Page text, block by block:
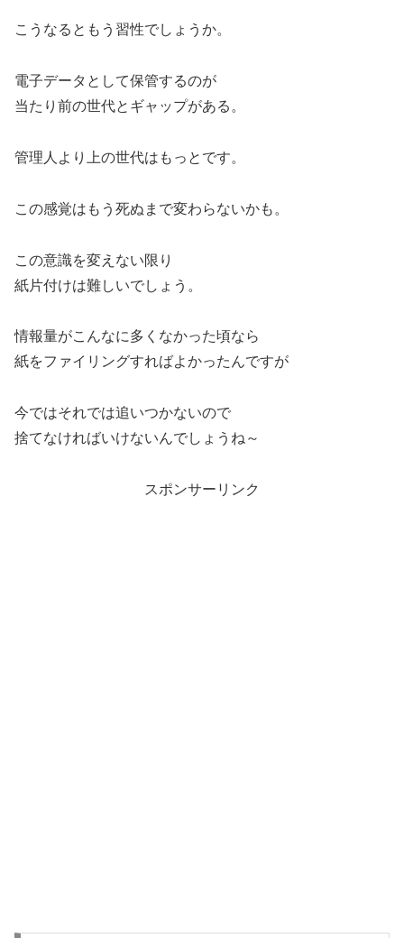
こうなるともう習性でしょうか。
電子データとして保管するのが
当たり前の世代とギャップがある。
管理人より上の世代はもっとです。
この感覚はもう死ぬまで変わらないかも。
この意識を変えない限り
紙片付けは難しいでしょう。
情報量がこんなに多くなかった頃なら
紙をファイリングすればよかったんですが
今ではそれでは追いつかないので
捨てなければいけないんでしょうね～
スポンサーリンク